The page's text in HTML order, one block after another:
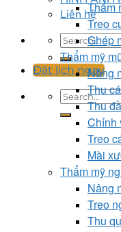
Liên hệ
Đặt lịch ngay
Thẩm
Treo
Ghép
Thẩm mỹ
Nâng
Thu
Thu
Chỉnh
Treo
Mài
Thẩm mỹ
Nâng
Treo
Thu